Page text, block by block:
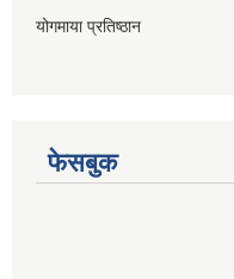
योगमाया प्रतिष्ठान
फेसबुक